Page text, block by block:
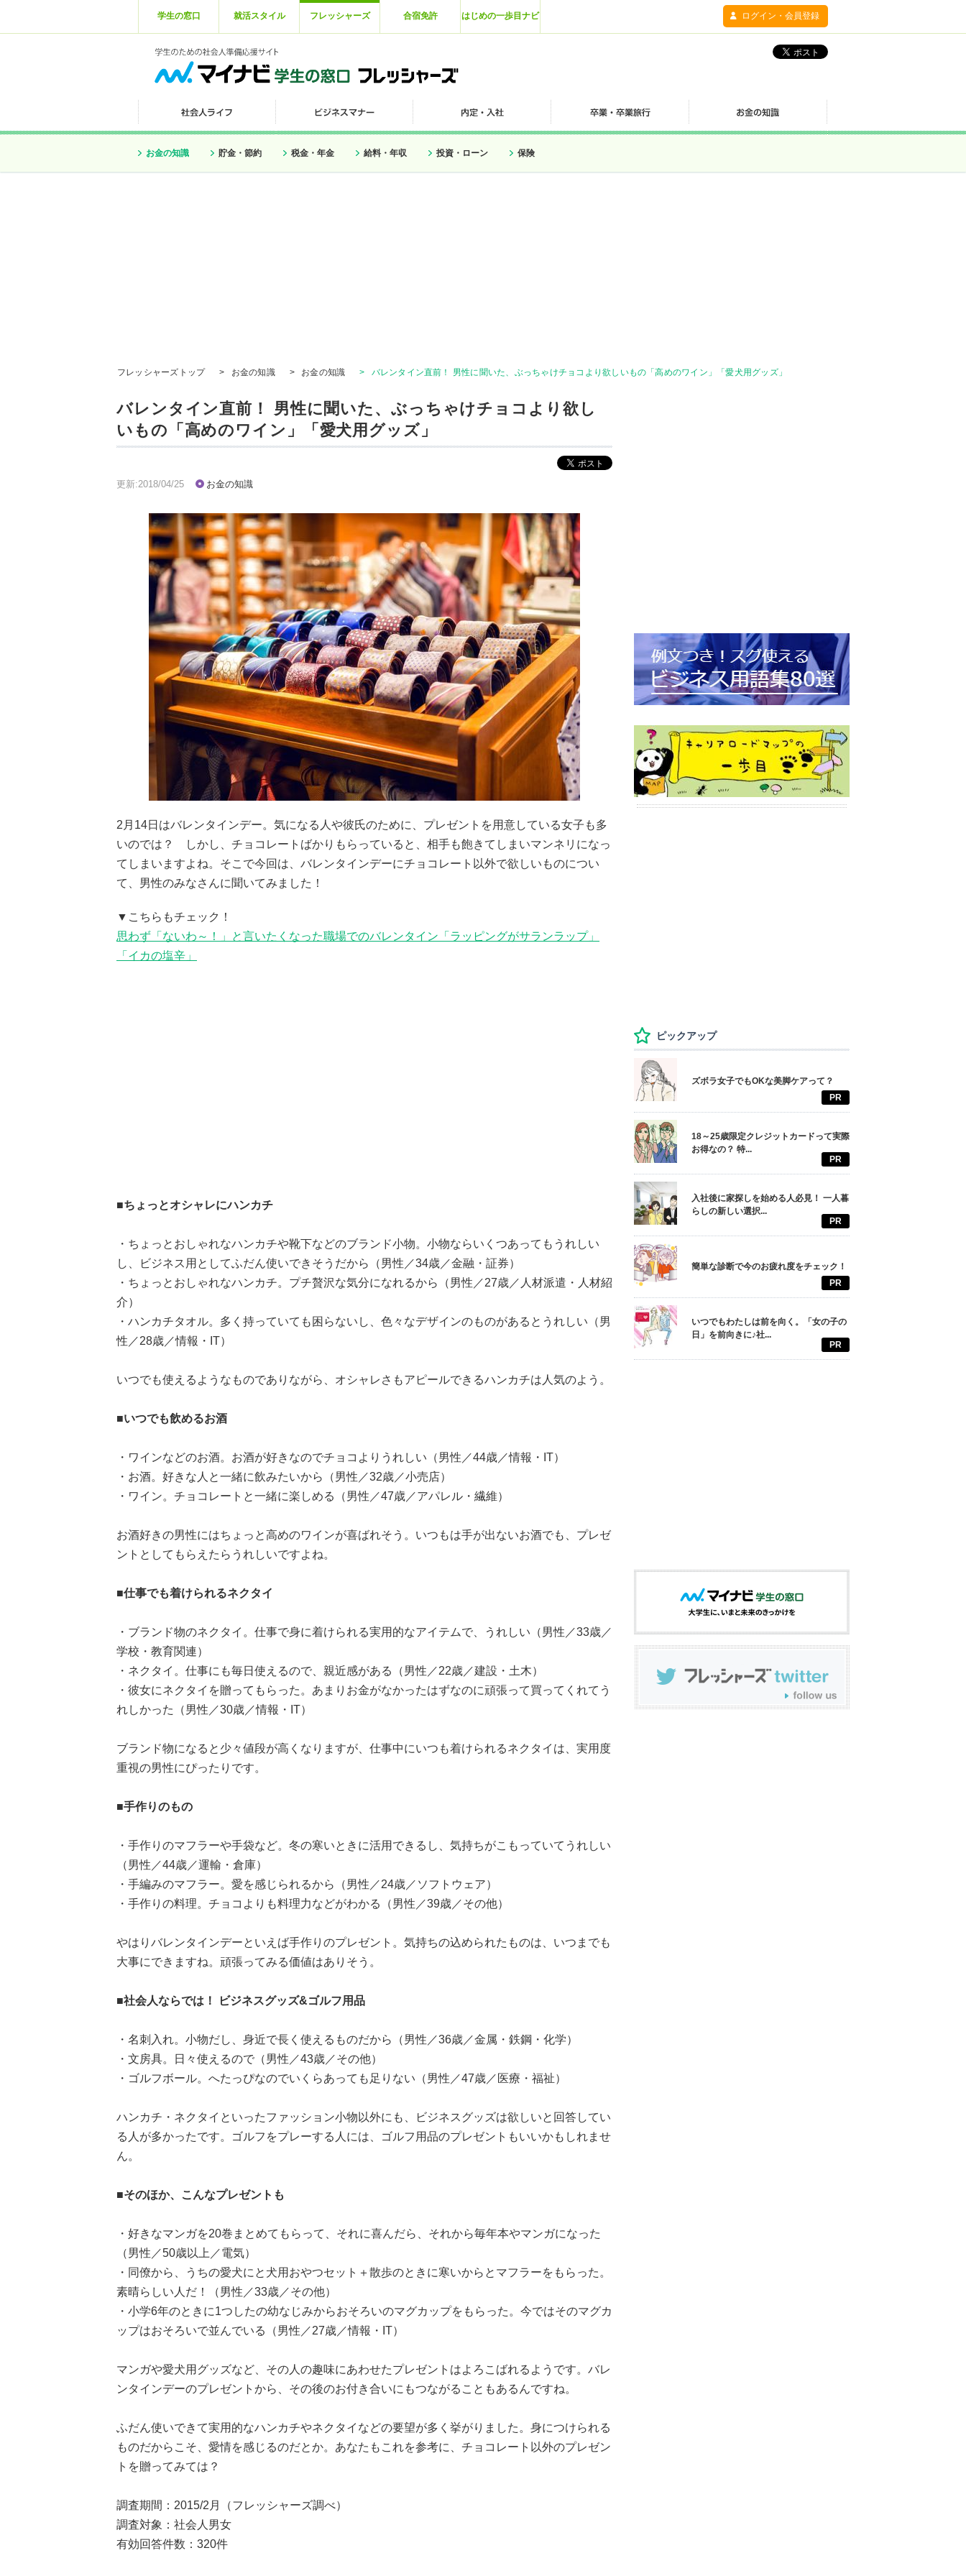
学生の窓口 就活スタイル フレッシャーズ 合宿免許 はじめの一歩目ナビ ログイン・会員登録
お金の知識 貯金・節約 税金・年金 給料・年収 投資・ローン 保険
フレッシャーズトップ > お金の知識 > お金の知識 > バレンタイン直前！ 男性に聞いた、ぶっちゃけチョコより欲しいもの「高めのワイン」「愛犬用グッズ」
バレンタイン直前！ 男性に聞いた、ぶっちゃけチョコより欲し
いもの「高めのワイン」「愛犬用グッズ」
更新:2018/04/25 お金の知識
2月14日はバレンタインデー。気になる人や彼氏のために、プレゼントを用意している女子も多
いのでは？ しかし、チョコレートばかりもらっていると、相手も飽きてしまいマンネリになっ
てしまいますよね。そこで今回は、バレンタインデーにチョコレート以外で欲しいものについ
て、男性のみなさんに聞いてみました！
▼こちらもチェック！
思わず「ないわ～！」と言いたくなった職場でのバレンタイン「ラッピングがサランラップ」
「イカの塩辛」
■ちょっとオシャレにハンカチ
・ちょっとおしゃれなハンカチや靴下などのブランド小物。小物ならいくつあってもうれしい
し、ビジネス用としてふだん使いできそうだから（男性／34歳／金融・証券）
・ちょっとおしゃれなハンカチ。プチ贅沢な気分になれるから（男性／27歳／人材派遣・人材紹
介）
・ハンカチタオル。多く持っていても困らないし、色々なデザインのものがあるとうれしい（男
性／28歳／情報・IT）
いつでも使えるようなものでありながら、オシャレさもアピールできるハンカチは人気のよう。
■いつでも飲めるお酒
・ワインなどのお酒。お酒が好きなのでチョコよりうれしい（男性／44歳／情報・IT）
・お酒。好きな人と一緒に飲みたいから（男性／32歳／小売店）
・ワイン。チョコレートと一緒に楽しめる（男性／47歳／アパレル・繊維）
お酒好きの男性にはちょっと高めのワインが喜ばれそう。いつもは手が出ないお酒でも、プレゼ
ントとしてもらえたらうれしいですよね。
■仕事でも着けられるネクタイ
・ブランド物のネクタイ。仕事で身に着けられる実用的なアイテムで、うれしい（男性／33歳／
学校・教育関連）
・ネクタイ。仕事にも毎日使えるので、親近感がある（男性／22歳／建設・土木）
・彼女にネクタイを贈ってもらった。あまりお金がなかったはずなのに頑張って買ってくれてう
れしかった（男性／30歳／情報・IT）
ブランド物になると少々値段が高くなりますが、仕事中にいつも着けられるネクタイは、実用度
重視の男性にぴったりです。
■手作りのもの
・手作りのマフラーや手袋など。冬の寒いときに活用できるし、気持ちがこもっていてうれしい
（男性／44歳／運輸・倉庫）
・手編みのマフラー。愛を感じられるから（男性／24歳／ソフトウェア）
・手作りの料理。チョコよりも料理力などがわかる（男性／39歳／その他）
やはりバレンタインデーといえば手作りのプレゼント。気持ちの込められたものは、いつまでも
大事にできますね。頑張ってみる価値はありそう。
■社会人ならでは！ ビジネスグッズ&ゴルフ用品
・名刺入れ。小物だし、身近で長く使えるものだから（男性／36歳／金属・鉄鋼・化学）
・文房具。日々使えるので（男性／43歳／その他）
・ゴルフボール。へたっぴなのでいくらあっても足りない（男性／47歳／医療・福祉）
ハンカチ・ネクタイといったファッション小物以外にも、ビジネスグッズは欲しいと回答してい
る人が多かったです。ゴルフをプレーする人には、ゴルフ用品のプレゼントもいいかもしれませ
ん。
■そのほか、こんなプレゼントも
・好きなマンガを20巻まとめてもらって、それに喜んだら、それから毎年本やマンガになった
（男性／50歳以上／電気）
・同僚から、うちの愛犬にと犬用おやつセット＋散歩のときに寒いからとマフラーをもらった。
素晴らしい人だ！（男性／33歳／その他）
・小学6年のときに1つしたの幼なじみからおそろいのマグカップをもらった。今ではそのマグカ
ップはおそろいで並んでいる（男性／27歳／情報・IT）
マンガや愛犬用グッズなど、その人の趣味にあわせたプレゼントはよろこばれるようです。バレ
ンタインデーのプレゼントから、その後のお付き合いにもつながることもあるんですね。
ふだん使いできて実用的なハンカチやネクタイなどの要望が多く挙がりました。身につけられる
ものだからこそ、愛情を感じるのだとか。あなたもこれを参考に、チョコレート以外のプレゼン
トを贈ってみては？
調査期間：2015/2月（フレッシャーズ調べ）
調査対象：社会人男女
有効回答件数：320件
ピックアップ
ズボラ女子でもOKな美脚ケアって？
PR
18～25歳限定クレジットカードって実際
お得なの？ 特...
PR
入社後に家探しを始める人必見！ 一人暮
らしの新しい選択...
PR
簡単な診断で今のお疲れ度をチェック！
PR
いつでもわたしは前を向く。「女の子の
日」を前向きに♪社...
PR